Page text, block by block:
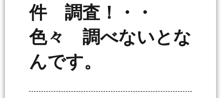
件 調査！・・
色々 調べないとな
んです。